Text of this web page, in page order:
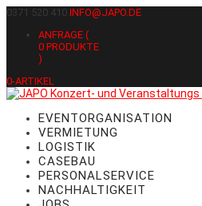
0371 520 410 INFO@JAPO.DE
ANFRAGE (
0 PRODUKTE
)
0-ARTIKEL
EVENTORGANISATION
VERMIETUNG
LOGISTIK
CASEBAU
PERSONALSERVICE
NACHHALTIGKEIT